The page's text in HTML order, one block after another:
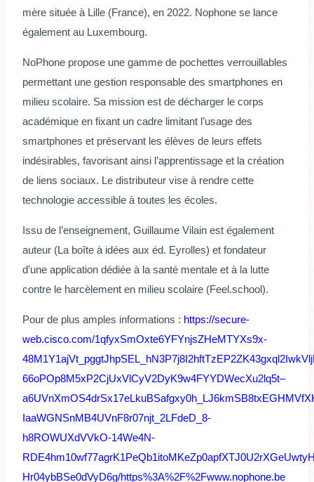
mère située à Lille (France), en 2022. Nophone se lance
également au Luxembourg.
NoPhone propose une gamme de pochettes verrouillables
permettant une gestion responsable des smartphones en
milieu scolaire. Sa mission est de décharger le corps
académique en fixant un cadre limitant l’usage des
smartphones et préservant les élèves de leurs effets
indésirables, favorisant ainsi l’apprentissage et la création
de liens sociaux. Le distributeur vise à rendre cette
technologie accessible à toutes les écoles.
Issu de l’enseignement, Guillaume Vilain est également
auteur (La boîte à idées aux éd. Eyrolles) et fondateur
d’une application dédiée à la santé mentale et à la lutte
contre le harcèlement en milieu scolaire (Feel.school).
Pour de plus amples informations : https://secure-
web.cisco.com/1qfyxSmOxte6YFYnjsZHeMTYXs9x-
66oPOp8M5xP2CjUxVlCyV2DyK9w4FYYDWecXu2lq5t–
IaaWGNSnMB4UVnF8r07njt_2LFdeD_8-
h8ROWUXdVVkO-14We4N-
Hr04ybBSe0dVyD6g/https%3A%2F%2Fwww.nophone.be